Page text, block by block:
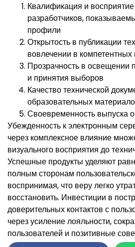
Квалификация и
разработчиков,
профили
Открытость в публикации
вовлечении в
Прозрачность в освещении
и принятия выборов
Качество технической
образовательных
Своевременность выпуска
Убежденность к электронным
через комплексное влияние
визуального восприятия до
Успешные продукты уделяют
полным сторонам
воспринимая, что веру легко
восстановить. Инвестиции в
доверительных контактов с
через усиление лояльности,
пользователей и позитивные